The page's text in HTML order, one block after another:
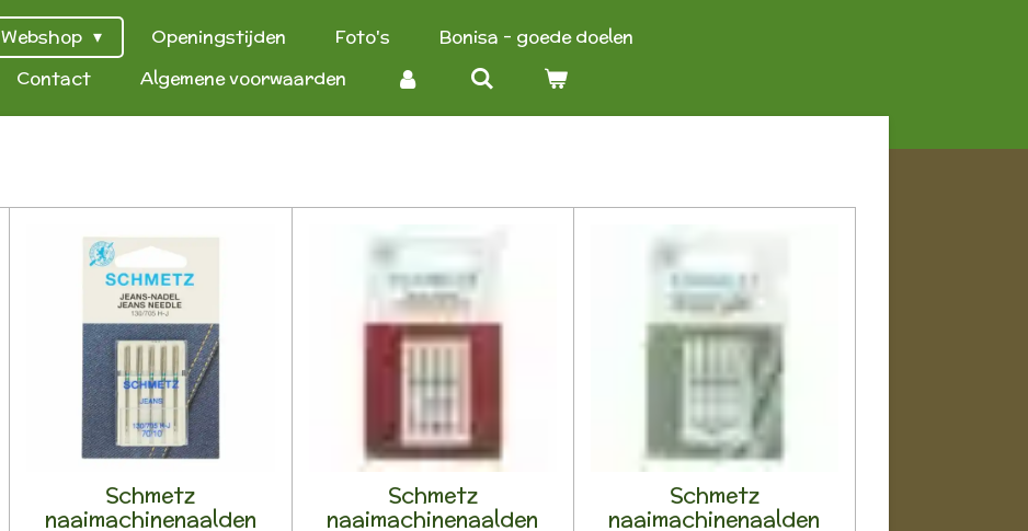
Webshop Openingstijden Foto's
Bonisa - goede doelen
Contact Algemene voorwaarden
Schmetz
naaimachinenaalden
Schmetz
naaimachinenaalden
Schmetz
naaimachinenaalden